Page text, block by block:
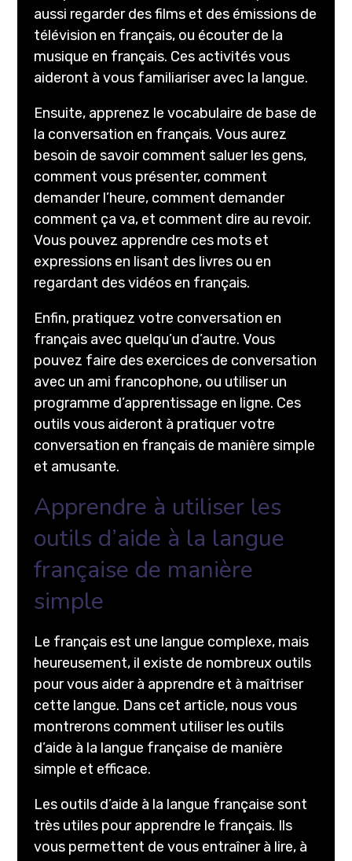
aussi regarder des films et des émissions de
télévision en français, ou écouter de la
musique en français. Ces activités vous
aideront à vous familiariser avec la langue.
Ensuite, apprenez le vocabulaire de base de
la conversation en français. Vous aurez
besoin de savoir comment saluer les gens,
comment vous présenter, comment
demander l’heure, comment demander
comment ça va, et comment dire au revoir.
Vous pouvez apprendre ces mots et
expressions en lisant des livres ou en
regardant des vidéos en français.
Enfin, pratiquez votre conversation en
français avec quelqu’un d’autre. Vous
pouvez faire des exercices de conversation
avec un ami francophone, ou utiliser un
programme d’apprentissage en ligne. Ces
outils vous aideront à pratiquer votre
conversation en français de manière simple
et amusante.
Apprendre à utiliser les
outils d’aide à la langue
française de manière
simple
Le français est une langue complexe, mais
heureusement, il existe de nombreux outils
pour vous aider à apprendre et à maîtriser
cette langue. Dans cet article, nous vous
montrerons comment utiliser les outils
d’aide à la langue française de manière
simple et efficace.
Les outils d’aide à la langue française sont
très utiles pour apprendre le français. Ils
vous permettent de vous entraîner à lire, à